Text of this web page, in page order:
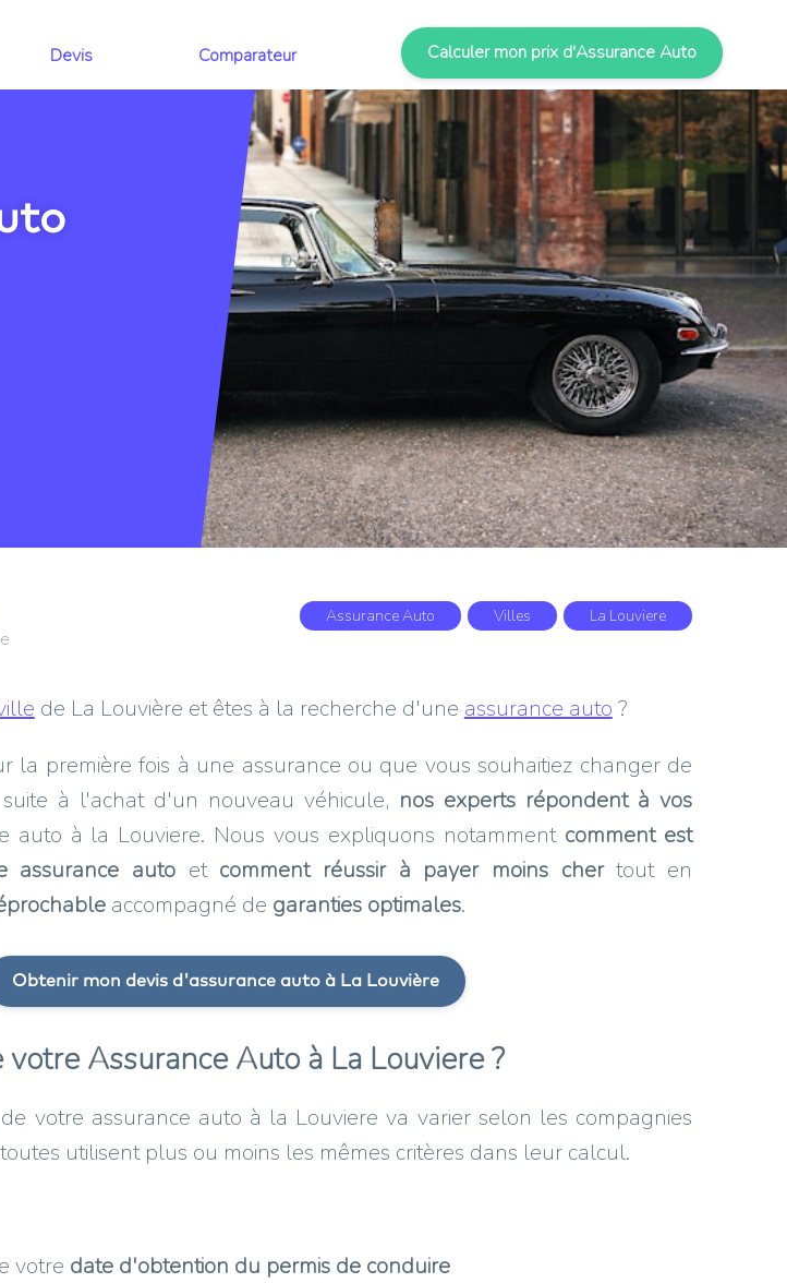
Devis Comparateur Calculer mon prix d'Assurance Auto
Assurance Auto Villes La Louviere
de La Louvière et êtes à la recherche d'une assurance auto ?
la première fois à une assurance ou que vous souhaitiez changer de
à l'achat d'un nouveau véhicule, nos experts répondent à vos
auto à la Louviere. Nous vous expliquons notamment comment est
assurance autoet comment réussir à payer moins chertout en
accompagné de garanties optimales.
Obtenir mon devis d'assurance auto à La Louvière
Assurance Auto à La Louviere ?
votre assurance auto à la Louviere va varier selon les compagnies
utilisent plus ou moins les mêmes critères dans leur calcul.
votre date d'obtention du permis de conduire